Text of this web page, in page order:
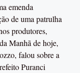
emenda
de uma patrulha
produtores,
Manhã de hoje,
falou sobre a
Puranci